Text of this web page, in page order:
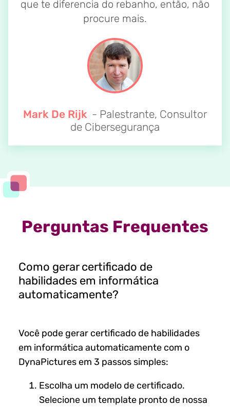
que te diferencia do rebanho, então, não
procure mais.
Mark De Rijk - Palestrante, Consultor
de Cibersegurança
Perguntas Frequentes
Como gerar certificado de
habilidades em informática
automaticamente?
Você pode gerar certificado de habilidades
em informática automaticamente com o
DynaPictures em 3 passos simples:
Escolha um modelo de certificado.
Selecione um template pronto de nossa